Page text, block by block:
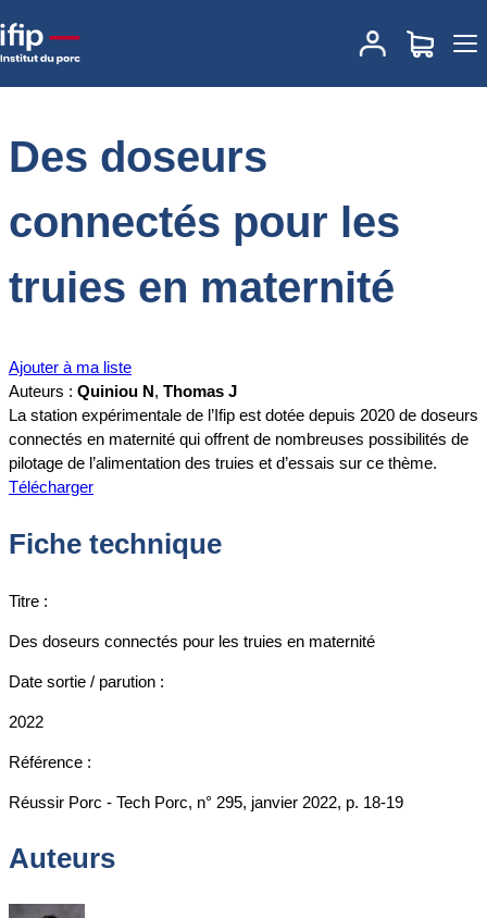
Accueil
Des doseurs connectés pour les truies
en maternité
Des doseurs
connectés pour les
truies en maternité
Ajouter à ma liste
Auteurs : Quiniou N, Thomas J
La station expérimentale de l’Ifip est dotée depuis 2020 de doseurs
connectés en maternité qui offrent de nombreuses possibilités de
pilotage de l’alimentation des truies et d’essais sur ce thème.
Télécharger
Fiche technique
Titre :
Des doseurs connectés pour les truies en maternité
Date sortie / parution :
2022
Référence :
Réussir Porc - Tech Porc, n° 295, janvier 2022, p. 18-19
Auteurs